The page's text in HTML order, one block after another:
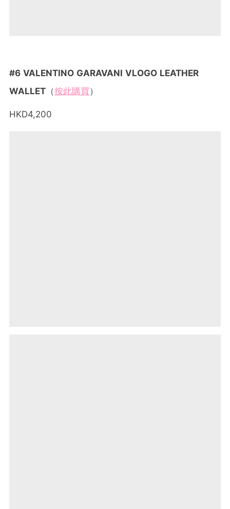
#6 VALENTINO GARAVANI VLOGO LEATHER
WALLET （按此購買）
HKD4,200